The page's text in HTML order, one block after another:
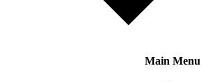
Main Menu